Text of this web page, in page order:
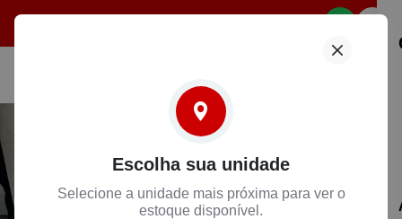
Escolha sua unidade
Selecione a unidade mais próxima para ver o
estoque disponível.